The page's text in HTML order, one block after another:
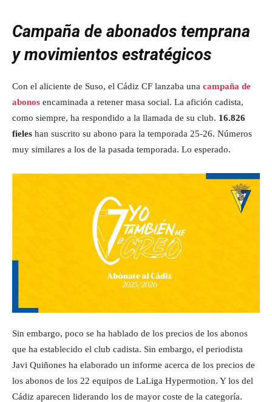
Campaña de abonados temprana
y movimientos estratégicos
Con el aliciente de Suso, el Cádiz CF lanzaba una campaña de
abonos encaminada a retener masa social. La afición cadista,
como siempre, ha respondido a la llamada de su club. 16.826
fieles han suscrito su abono para la temporada 25-26. Números
muy similares a los de la pasada temporada. Lo esperado.
Sin embargo, poco se ha hablado de los precios de los abonos
que ha establecido el club cadista. Sin embargo, el periodista
Javi Quiñones ha elaborado un informe acerca de los precios de
los abonos de los 22 equipos de LaLiga Hypermotion. Y los del
Cádiz aparecen liderando los de mayor coste de la categoría.